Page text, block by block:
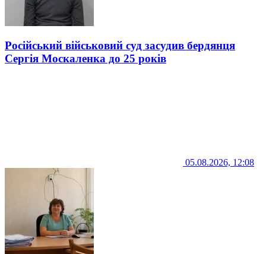
Російський військовий суд засудив бердянця
Сергія Москаленка до 25 років
05.08.2026, 12:08